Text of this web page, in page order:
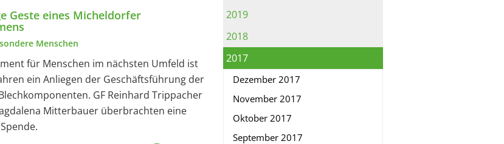
2019
2018
2017
Dezember 2017
November 2017
Oktober 2017
September 2017
Geste eines Micheldorfer
Menschen
für Menschen im nächsten Umfeld ist
ein Anliegen der Geschäftsführung der
GF Reinhard Trippacher
Mitterbauer überbrachten eine